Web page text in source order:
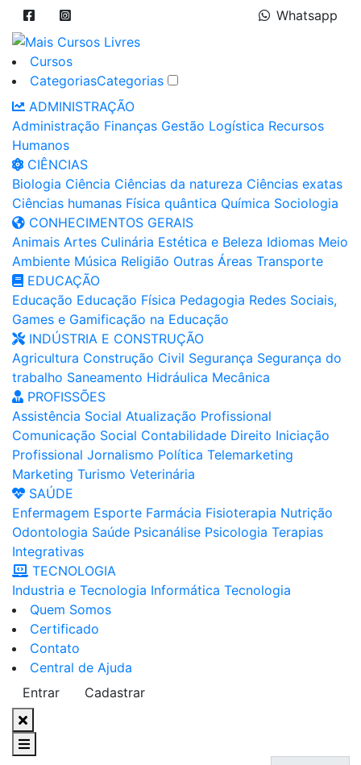
Whatsapp
Cursos
CategoriasCategorias
ADMINISTRAÇÃO
Administração Finanças Gestão Logística Recursos
Humanos
CIÊNCIAS
Biologia Ciência Ciências da natureza Ciências exatas
Ciências humanas Física quântica Química Sociologia
CONHECIMENTOS GERAIS
Animais Artes Culinária Estética e Beleza Idiomas Meio
Ambiente Música Religião Outras Áreas Transporte
EDUCAÇÃO
Educação Educação Física Pedagogia Redes Sociais,
Games e Gamificação na Educação
INDÚSTRIA E CONSTRUÇÃO
Agricultura Construção Civil Segurança Segurança do
trabalho Saneamento Hidráulica Mecânica
PROFISSÕES
Assistência Social Atualização Profissional
Comunicação Social Contabilidade Direito Iniciação
Profissional Jornalismo Política Telemarketing
Marketing Turismo Veterinária
SAÚDE
Enfermagem Esporte Farmácia Fisioterapia Nutrição
Odontologia Saúde Psicanálise Psicologia Terapias
Integrativas
TECNOLOGIA
Industria e Tecnologia Informática Tecnologia
Quem Somos
Certificado
Contato
Central de Ajuda
Entrar
Cadastrar